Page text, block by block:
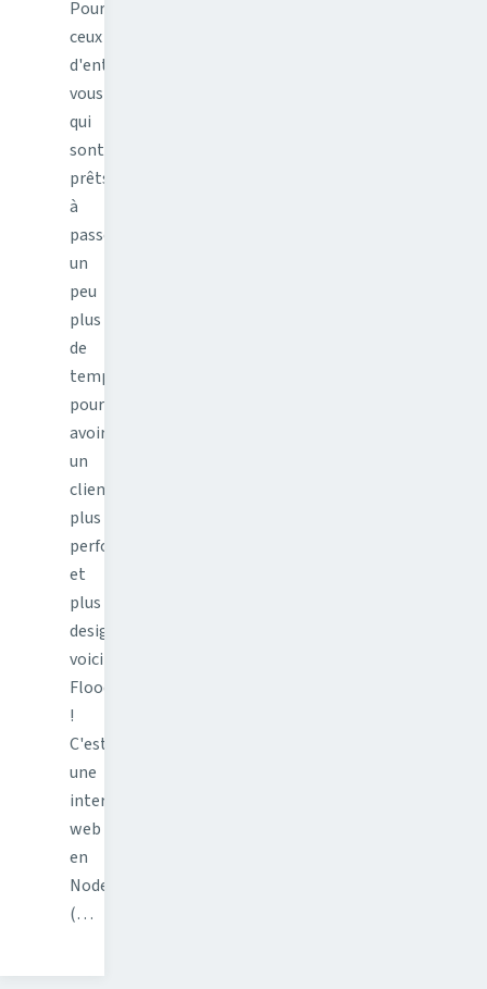
Pour
ceux
d'entre
vous
qui
sont
prêts
à
passer
un
peu
plus
de
temps
pour
avoir
un
client
plus
performant
et
plus
design,
voici
Flood
!
C'est
une
interface
web
en
Node.js
(…